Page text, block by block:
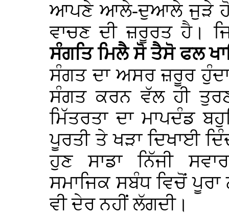
ਆਪਣੇ ਆਲੇ-ਦੁਆਲੇ ਜੁੜੇ ਹੋਏ
ਵਾਚਣ ਦੀ ਜ਼ਰੂਰਤ ਹੈ।
ਸੰਗਤਿ ਮਿਲੈ ਸੋ ਤੈਸੋ ਫਲ
ਸੰਗਤ ਦਾ ਅਸਰ ਜ਼ਰੂਰ
ਸੰਗਤ ਕਰਨ ਵੱਲ ਹੀ
ਮਿੱਤਰਤਾ ਦਾ ਮਾਪਦੰਡ
ਪੂਰਤੀ ਤੇ ਖੜਾ ਦਿਖਾਈ
ਹੁਣ ਸਾਡਾ ਨਿੱਜੀ
ਸਮਾਜਿਕ ਸਬੰਧ ਵਿਚੋਂ
ਵੀ ਦੇਰ ਨਹੀਂ ਲੱਗਦੀ।